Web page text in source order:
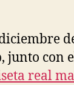
junto con
real